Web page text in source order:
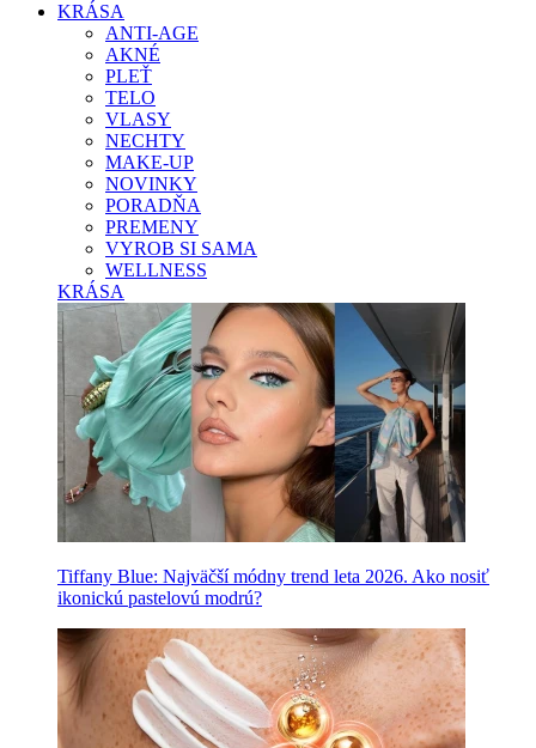
KRÁSA
ANTI-AGE
AKNÉ
PLEŤ
TELO
VLASY
NECHTY
MAKE-UP
NOVINKY
PORADŇA
PREMENY
VYROB SI SAMA
WELLNESS
KRÁSA
Tiffany Blue: Najväčší módny trend leta 2026. Ako nosiť
ikonickú pastelovú modrú?